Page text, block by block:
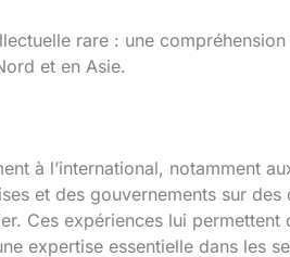
rare : une
et en Asie.
à l’international, notamment
et des gouvernements sur
Ces expériences lui permettent
expertise essentielle dans les